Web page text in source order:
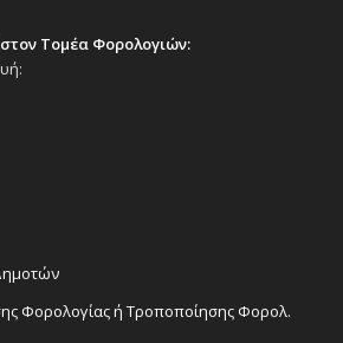
Τομέα Φορολογιών:
Φορολογίας ή Τροποποίησης Φορολ.